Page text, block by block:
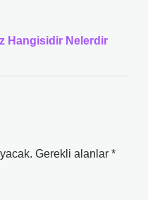
Hangisidir Nelerdir
Gerekli alanlar *